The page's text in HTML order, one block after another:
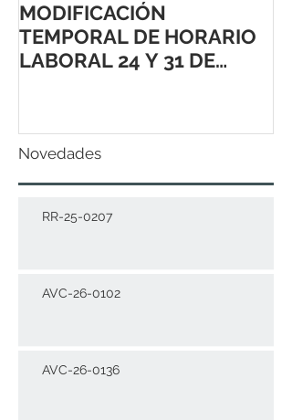
MODIFICACIÓN
TEMPORAL DE HORARIO
LABORAL 24 Y 31 DE
Novedades
RR-25-0207
AVC-26-0102
AVC-26-0136